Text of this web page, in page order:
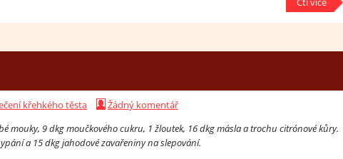
křehkého těsta
Žádný komentář
mouky, 9 dkg moučkového cukru, 1 žloutek, 16 dkg másla a trochu citrónové kůry.
a 15 dkg jahodové zavařeniny na slepování.